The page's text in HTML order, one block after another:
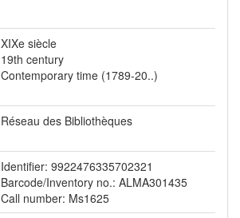
XIXe siècle
19th century
Contemporary time (1789-20..)
Réseau des Bibliothèques
Identifier: 9922476335702321
Barcode/Inventory no.: ALMA301435
Call number: Ms1625